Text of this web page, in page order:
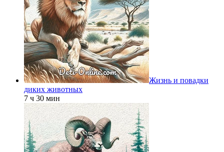
Жизнь и повадки
диких животных
7 ч 30 мин